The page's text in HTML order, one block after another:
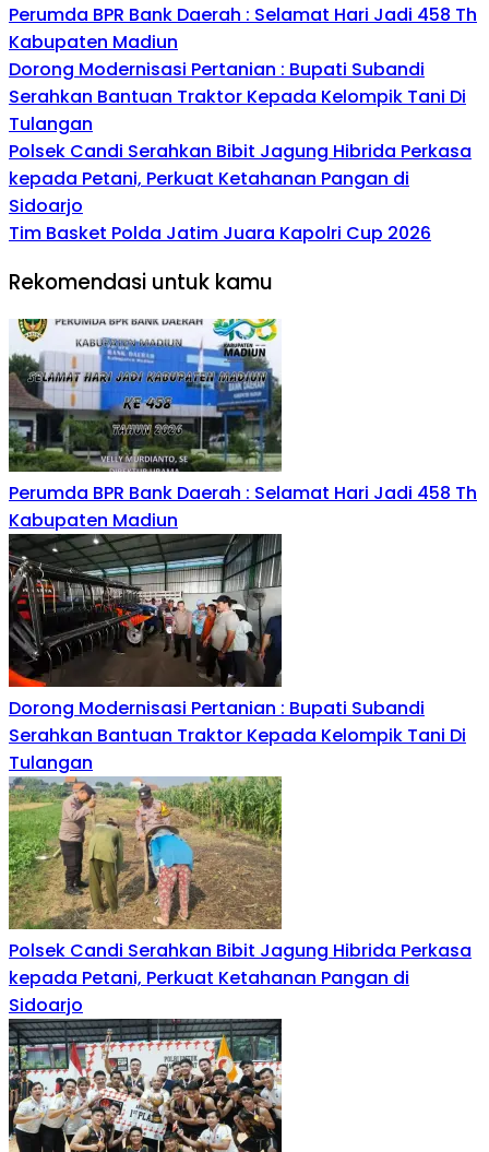
Perumda BPR Bank Daerah : Selamat Hari Jadi 458 Th
Kabupaten Madiun
Dorong Modernisasi Pertanian : Bupati Subandi
Serahkan Bantuan Traktor Kepada Kelompik Tani Di
Tulangan
Polsek Candi Serahkan Bibit Jagung Hibrida Perkasa
kepada Petani, Perkuat Ketahanan Pangan di
Sidoarjo
Tim Basket Polda Jatim Juara Kapolri Cup 2026
Rekomendasi untuk kamu
Perumda BPR Bank Daerah : Selamat Hari Jadi 458 Th
Kabupaten Madiun
Dorong Modernisasi Pertanian : Bupati Subandi
Serahkan Bantuan Traktor Kepada Kelompik Tani Di
Tulangan
Polsek Candi Serahkan Bibit Jagung Hibrida Perkasa
kepada Petani, Perkuat Ketahanan Pangan di
Sidoarjo